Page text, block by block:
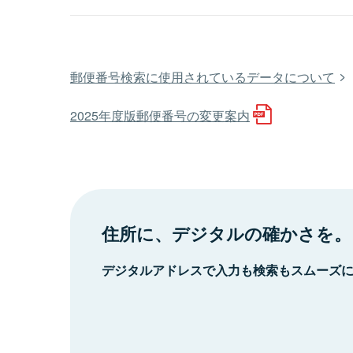
郵便番号検索に使用されているデータについて
2025年度版郵便番号の変更案内
住所に、デジタルの確かさを。
デジタルアドレスで入力も検索もスムーズ